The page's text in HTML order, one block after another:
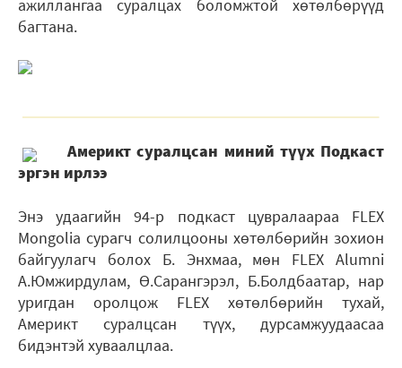
ажиллангаа суралцах боломжтой хөтөлбөрүүд
багтана.
Америкт суралцсан миний түүх Подкаст
эргэн ирлээ
Энэ удаагийн 94-р подкаст цувралаараа FLEX
Mongolia сурагч солилцооны хөтөлбөрийн зохион
байгуулагч болох Б. Энхмаа, мөн FLEX Alumni
А.Юмжирдулам, Ө.Сарангэрэл, Б.Болдбаатар, нар
уригдан оролцож FLEX хөтөлбөрийн тухай,
Америкт суралцсан түүх, дурсамжуудаасаа
бидэнтэй хуваалцлаа.